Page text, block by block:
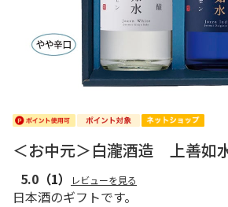
＜お中元＞白瀧酒造 上善如
5.0 （1） レビューを見る
日本酒のギフトです。